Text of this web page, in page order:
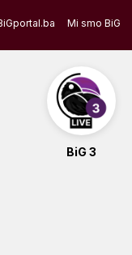
Mi smo BiG
BiG 3